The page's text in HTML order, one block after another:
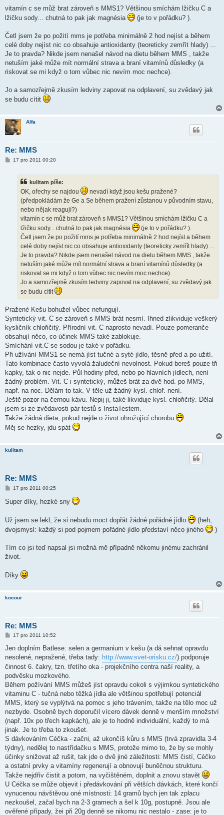
k
vitamín c se můž brat zároveň s MMS1? Většinou smíchám lžičku C a
lžičku sody... chutná to pak jak magnésia
(je to v pořádku? ).
Četl jsem že po požití mms je potřeba minimálně 2 hod nejíst a během
celé doby nejíst nic co obsahuje antioxidanty (teoreticky zemřít hlady) ...
Je to pravda? Nikde jsem nenašel návod na dietu během MMS , takže
netuším jaké může mít normální strava a braní vitamínů důsledky (a
riskovat se mi když o tom vůbec nic nevím moc nechce).
Jo a samozřejmě zkusím ledviny zapovat na odplavení, su zvědavý jak
se budu cítit
Alfa
Re: MMS
P17 pro 2011 00:20
kulitam píše:
OK, ořechy se najdou
nevadí když jsou kešu pražené?
(předpokládám že Ge a Se během pražení zůstanou v původním stavu,
nebo nějak reagují?)
vitamín c se můž brat zároveň s MMS1? Většinou smíchám lžičku C a
lžičku sody... chutná to pak jak magnésia
(je to v pořádku? ).
Četl jsem že po požití mms je potřeba minimálně 2 hod nejíst a během
celé doby nejíst nic co obsahuje antioxidanty (teoreticky zemřít hlady) ...
Je to pravda? Nikde jsem nenašel návod na dietu během MMS , takže
netuším jaké může mít normální strava a braní vitamínů důsledky (a
riskovat se mi když o tom vůbec nic nevím moc nechce).
Jo a samozřejmě zkusím ledviny zapovat na odplavení, su zvědavý jak
se budu cítit
Pražené Kešu bohužel vůbec nefungují.
Syntetický vit. C se zároveň s MMS brát nesmí. Ihned zlikviduje veškerý
kysličník chlořičitý. Přírodní vit. C naprosto nevadí. Pouze pomeranče
obsahují něco, co účinek MMS také zablokuje.
Smíchání vit.C se sodou je také v pořádku.
Při užívání MMS1 se nemá jíst tučné a syté jídlo, těsně před a po užití.
Tato kombinace často vyvolá žaludeční nevolnost. Pokud bereš pouze tři
kapky, tak o nic nejde. Půl hodiny před, nebo po hlavních jídlech, není
žádný problém. Vit. C i syntetický, můžeš brát za dvě hod. po MMS,
např. na noc. Dělám to tak. V těle už žádný kysl. chloř. není.
Ještě pozor na černou kávu. Nepij ji, také likviduje kysl. chlořičitý. Dělal
jsem si ze zvědavosti pár testů s InstaTestem.
Takže žádná dieta, pokud nejde o život ohrožující chorobu
Měj se hezky, jdu spát
kulitam
Re: MMS
P
í
s
ě
v
e
17 pro 2011 00:25
Super díky, hezké sny
Už jsem se lekl, že si nebudu moct dopřát žádné pořádné jídlo
(heh,
dvojsmysl: každý si pod pojmem pořádné jídlo představí něco jiného
)
Tím co jsi teď napsal jsi možná mě případně někomu jinému zachránil
život.
Díky
kocour
Re: MMS
P
í
p
ě
v
e
k
17 pro 2011 10:52
Jen doplním Batlese: selen a germanium v kešu (a dá sehnat opravdu
nesolené, nepražené, třeba tady: http://www.svet-orisku.cz/) podporuje
činnost 6. čakry, tzn. třetího oka - projekčního centra naší reality, a
podvěsku mozkového.
Během požívání MMS můžeš jíst opravdu cokoli s výjimkou syntetického
vitaminu C - tučná nebo těžká jídla ale většinou spotřebují potenciál
MMS, který se vyplýtvá na pomoc s jeho trávením, takže na tělo moc už
nezbyde. Osobně bych doporučil vícero dávek denně v menším množství
(např. 10x po třech kapkách), ale je to hodně individuální, každý to má
jinak. Je to třeba to zkoušet.
S dávkováním Céčka - začni, až ukončíš kůru s MMS (trvá zpravidla 3-4
týdny), nedělej to nastřídačku s MMS, protože mimo to, že by se mohly
účinky snižovat až rušit, tak jde o dvě jiné záležitosti: MMS čistí, Céčko
a ostatní prvky a vitamíny regenerují a obnovují buněčnou strukturu.
Takže nejdřív čistit a potom, na vyčištěném, doplnit a znovu stavět
U Céčka se může objevit i předávkování při větších dávkách, které končí
vynucenou návštěvou oné místnosti: 14 gramů bych jen tak zplacu
nezkoušel, začal bych na 2-3 gramech a šel k 10g, postupně. Jsou ale
ověřené případy, žei při 20g denně se nikomu nic nestalo - zase: je to